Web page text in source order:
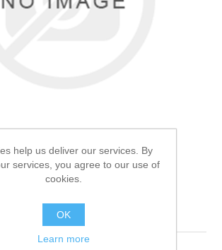
для лодок
сититерм
Зеленая 0.5л
help us deliver our services. By
services, you agree to our use of
cookies.
OK
Learn more